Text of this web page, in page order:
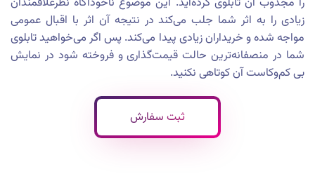
زیادی را به اثر شما جلب می‌کند در نتیجه آن اثر با اقبال عمومی
مواجه شده و خریداران زیادی پیدا می‌کند. پس اگر می‌خواهید تابلوی
شما در منصفانه‌ترین حالت قیمت‌گذاری و فروخته شود در نمایش
بی کم‌وکاست آن کوتاهی نکنید.
ثبت سفارش